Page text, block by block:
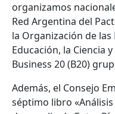
organizamos
Red Argentina del
la Organización de
Educación, la Ciencia
Business 20 (B20)
Además, el Consejo
séptimo libro